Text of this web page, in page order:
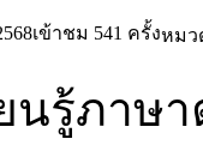
เข้าชม 541 ครั้งหมว
นรู้ภาษ